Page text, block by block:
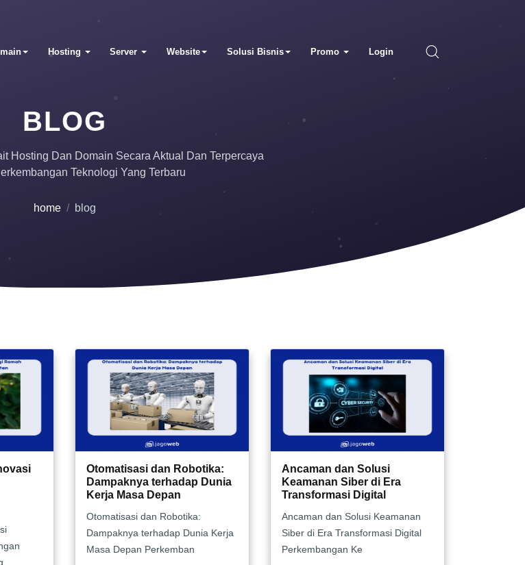
Hosting Server Website Solusi Bisnis Promo Login
BLOG
Hosting Dan Domain Secara Aktual Dan Terpercaya
Teknologi Yang Terbaru
home blog
Otomatisasi dan Robotika:
Dampaknya terhadap Dunia
Kerja Masa Depan
Otomatisasi dan Robotika:
Dampaknya terhadap Dunia Kerja
Masa Depan Perkemban
Ancaman dan Solusi
Keamanan Siber di Era
Transformasi Digital
Ancaman dan Solusi Keamanan
Siber di Era Transformasi Digital
Perkembangan Ke